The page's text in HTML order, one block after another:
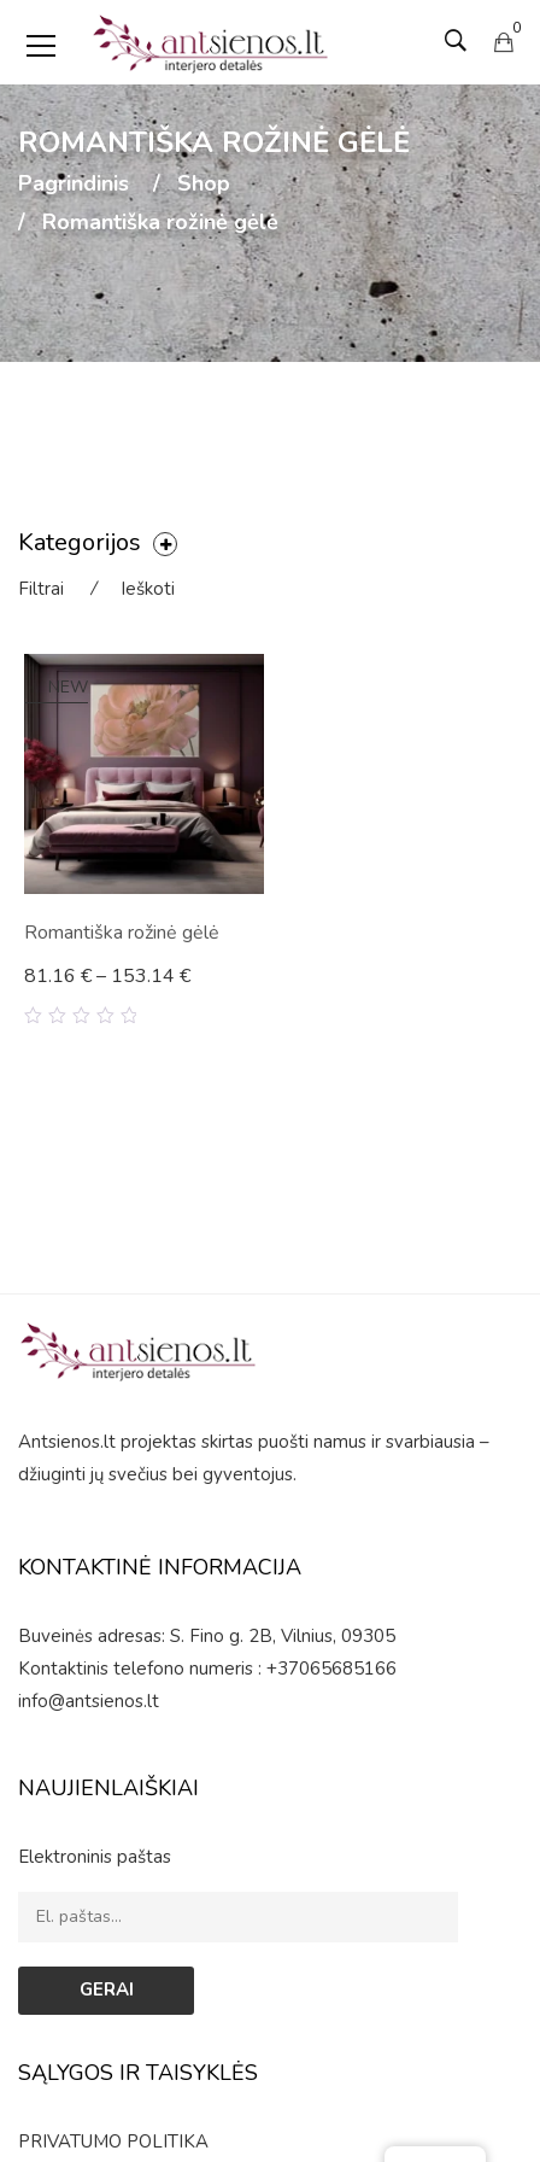
0
ROMANTIŠKA ROŽINĖ GĖLĖ
Pagrindinis
Shop
Romantiška rožinė gėlė
Kategorijos
Filtrai ⁄ Ieškoti
NEW
Romantiška rožinė gėlė
81.16 €– 153.14 €
Antsienos.lt projektas skirtas puošti namus ir svarbiausia –
džiuginti jų svečius bei gyventojus.
KONTAKTINĖ INFORMACIJA
Buveinės adresas: S. Fino g. 2B, Vilnius, 09305
Kontaktinis telefono numeris : +37065685166
info@antsienos.lt
NAUJIENLAIŠKIAI
Elektroninis paštas
SĄLYGOS IR TAISYKLĖS
PRIVATUMO POLITIKA